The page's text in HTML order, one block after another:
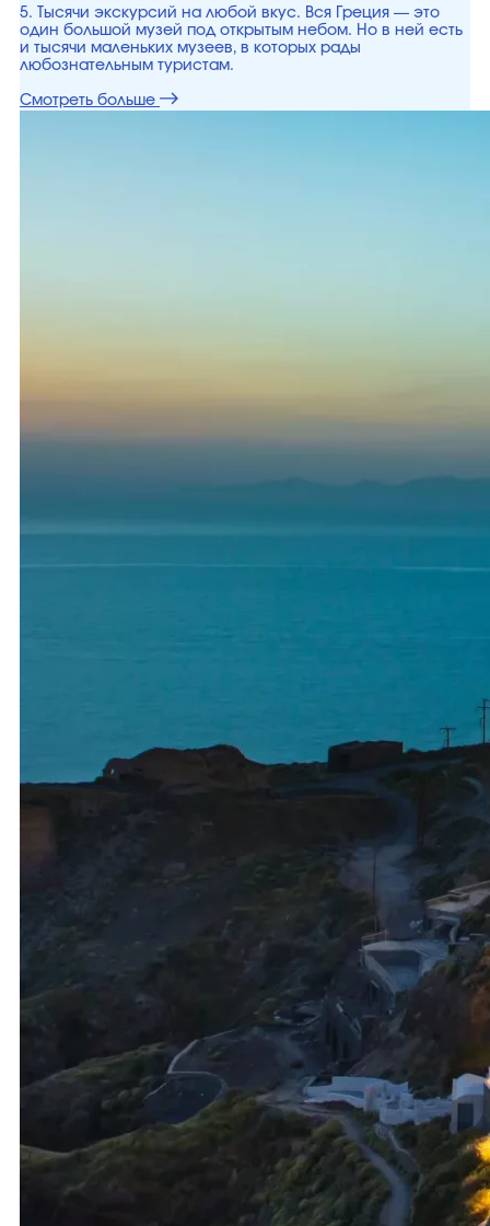
5. Тысячи экскурсий на любой вкус. Вся Греция — это
один большой музей под открытым небом. Но в ней есть
и тысячи маленьких музеев, в которых рады
любознательным туристам.
Смотреть больше